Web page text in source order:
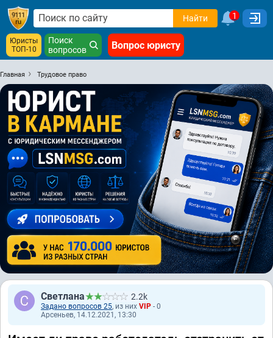
Найти 1
Юристы
ТОП-10
Поиск
вопросов
Вопрос юристу
Главная Трудовое право
Светлана 2.2k
Задано вопросов 25, из них VIP - 0
Арсеньев, 14.12.2021, 13:30